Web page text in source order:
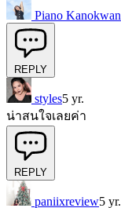
Piano Kanokwan
REPLY
styles5 yr.
น่าสนใจเลยค่า
REPLY
paniixreview5 yr.